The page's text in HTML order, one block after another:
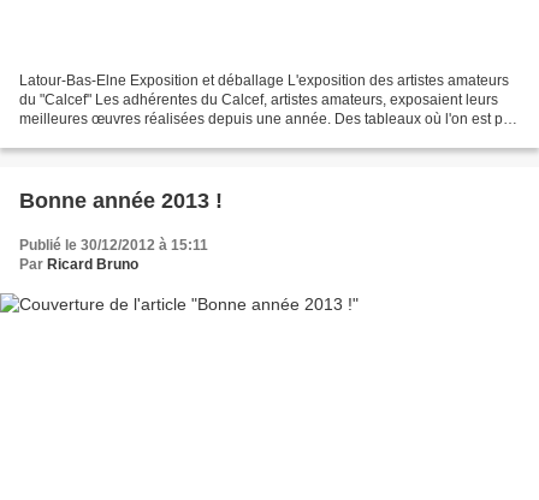
Latour-Bas-Elne Exposition et déballage L'exposition des artistes amateurs
du "Calcef" Les adhérentes du Calcef, artistes amateurs, exposaient leurs
meilleures œuvres réalisées depuis une année. Des tableaux où l'on est prêt
Bonne année 2013 !
Publié le 30/12/2012 à 15:11
Par Ricard Bruno